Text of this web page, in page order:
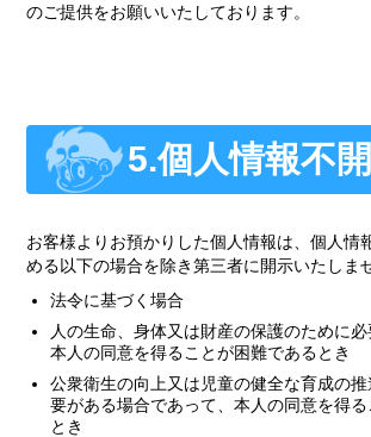
のご提供をお願いいたしております。
5.個人情報不
お客様よりお預かりした個人情報は、個人情
める以下の場合を除き第三者に開示いたしま
法令に基づく場合
人の生命、身体又は財産の保護のために必
本人の同意を得ることが困難であるとき
公衆衛生の向上又は児童の健全な育成の
要がある場合であって、本人の同意を得
とき